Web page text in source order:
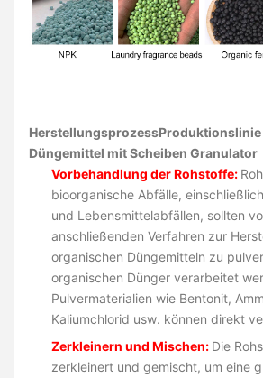
Herstellungsprozess
Düngemittel mit Scheiben Granulator
Vorbehandlung der Rohstoffe:
bioorganische Abfälle,
und Lebensmittelabfällen, sollten
anschließenden Verfahren zur
organischen Düngemitteln zu
organischen Dünger verarbeitet
Pulvermaterialien wie Bentonit,
Kaliumchlorid usw. können direkt
Zerkleinern und Mischen: Die
zerkleinert und gemischt, um eine